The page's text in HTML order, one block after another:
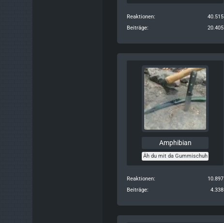
Reaktionen
40.515
Beiträge
20.405
Amphibian
Äh du mit da Gummischuh
Reaktionen
10.897
Beiträge
4.338